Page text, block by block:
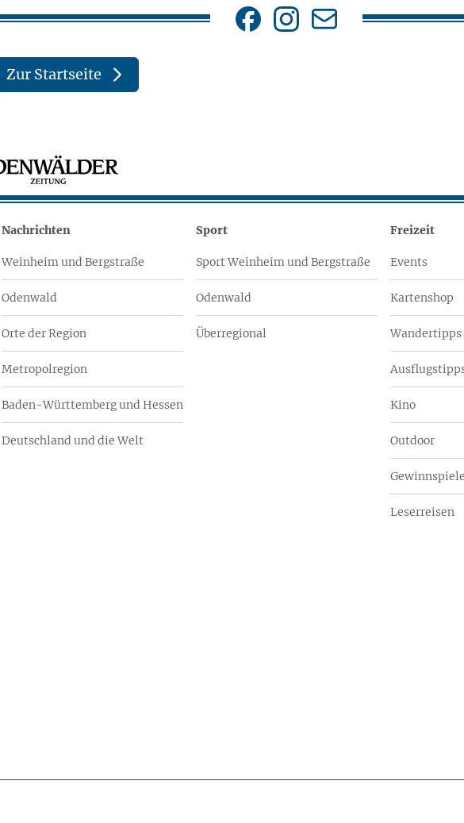
Zur Startseite
Nachrichten
Weinheim und Bergstraße
Odenwald
Orte der Region
Metropolregion
Baden-Württemberg und Hessen
Deutschland und die Welt
Sport
Sport Weinheim und Bergstraße
Odenwald
Überregional
Freizeit
Events
Kartenshop
Wandertipps
Kino
Outdoor
Gewinnspiele
Leserreisen